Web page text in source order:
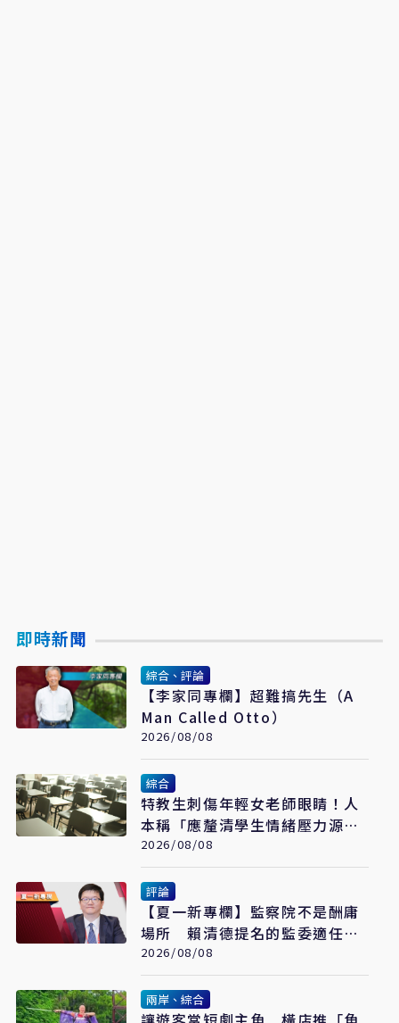
即時新聞
綜合、評論
【李家同專欄】超難搞先生（A
Man Called Otto）
2026/08/08
綜合
特教生刺傷年輕女老師眼睛！人
本稱「應釐清學生情緒壓力源」
遭網罵爆
2026/08/08
評論
【夏一新專欄】監察院不是酬庸
場所 賴清德提名的監委適任
嗎？
2026/08/08
兩岸、綜合